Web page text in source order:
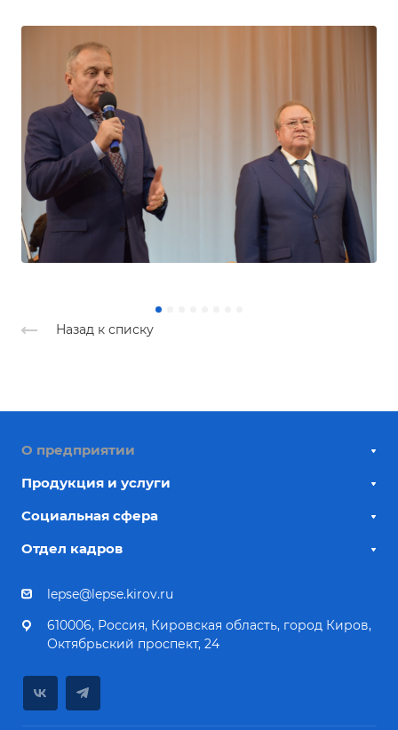
Назад к списку
О предприятии
Продукция и услуги
Социальная сфера
Отдел кадров
lepse@lepse.kirov.ru
610006, Россия, Кировская область, город Киров,
Октябрьский проспект, 24